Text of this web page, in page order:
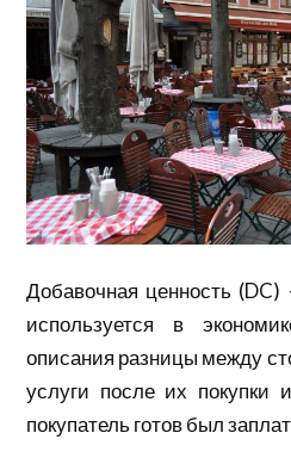
Добавочная ценность (DC)
используется в
описания разницы между
услуги после их покупки
покупатель готов был